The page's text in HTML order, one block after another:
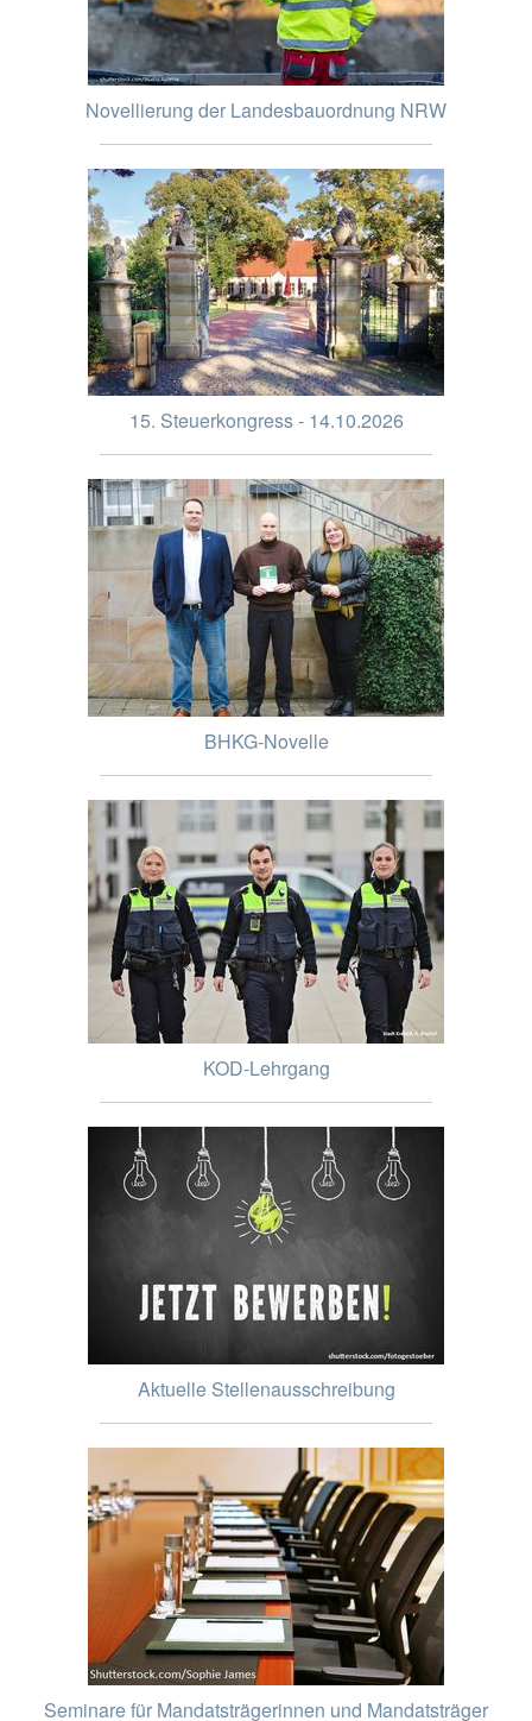
Novellierung der Landesbauordnung NRW
15. Steuerkongress - 14.10.2026
BHKG-Novelle
KOD-Lehrgang
Aktuelle Stellenausschreibung
Seminare für Mandatsträgerinnen und Mandatsträger